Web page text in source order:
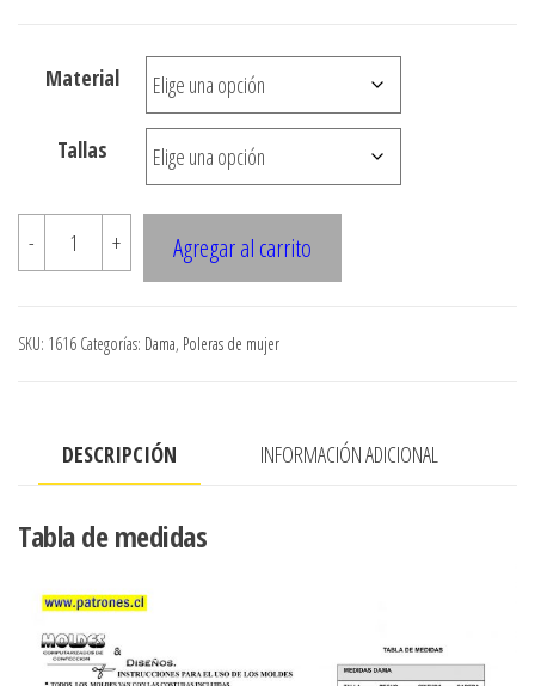
desde
$3.290
hasta
$7.900
Material
Tallas
-
1616
POLERA
EN
EN
Y
cantidad
+ Agregar al carrito
SKU: 1616 Categorías: Dama, Poleras de mujer
DESCRIPCIÓN INFORMACIÓN ADICIONAL
Tabla de medidas